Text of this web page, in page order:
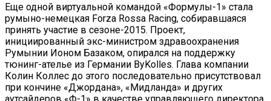
Еще одной виртуальной командой «Формулы-1» стала
румыно-немецкая Forza Rossa Racing, собиравшаяся
принять участие в сезоне-2015. Проект,
инициированный экс-министром здравоохранения
Румынии Ионом Базаком, опирался на поддержку
тюнинг-ателье из Германии ByKolles. Глава компании
Колин Коллес до этого последовательно присутствовал
при кончине «Джордана», «Мидланда» и других